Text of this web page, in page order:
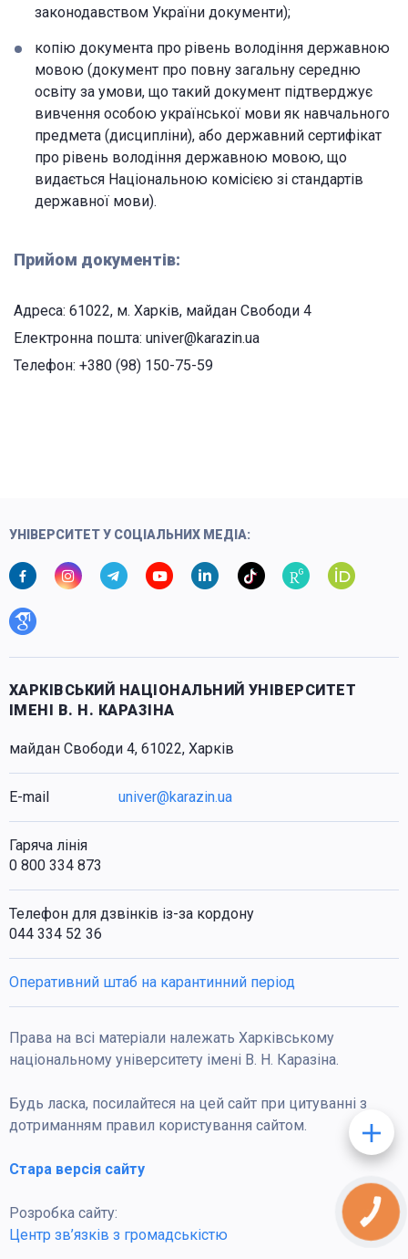
законодавством України документи);
копію документа про рівень володіння державною
мовою (документ про повну загальну середню
освіту за умови, що такий документ підтверджує
вивчення особою української мови як навчального
предмета (дисципліни), або державний сертифікат
про рівень володіння державною мовою, що
видається Національною комісією зі стандартів
державної мови).
Прийом документів:
Адреса: 61022, м. Харків, майдан Свободи 4
Електронна пошта: univer@karazin.ua
Телефон: +380 (98) 150-75-59
УНІВЕРСИТЕТ У СОЦІАЛЬНИХ МЕДІА:
ХАРКІВСЬКИЙ НАЦІОНАЛЬНИЙ УНІВЕРСИТЕТ
ІМЕНІ В. Н. КАРАЗІНА
майдан Свободи 4, 61022, Харків
E-mail univer@karazin.ua
Гаряча лінія
0 800 334 873
Телефон для дзвінків із-за кордону
044 334 52 36
Оперативний штаб на карантинний період
Права на всі матеріали належать Харківському
національному університету імені В. Н. Каразіна.
Будь ласка, посилайтеся на цей сайт при цитуванні з
дотриманням правил користування сайтом.
Стара версія сайту
Розробка сайту:
Центр зв’язків з громадськістю
КНОПКА
ЗВ'ЯЗКУ